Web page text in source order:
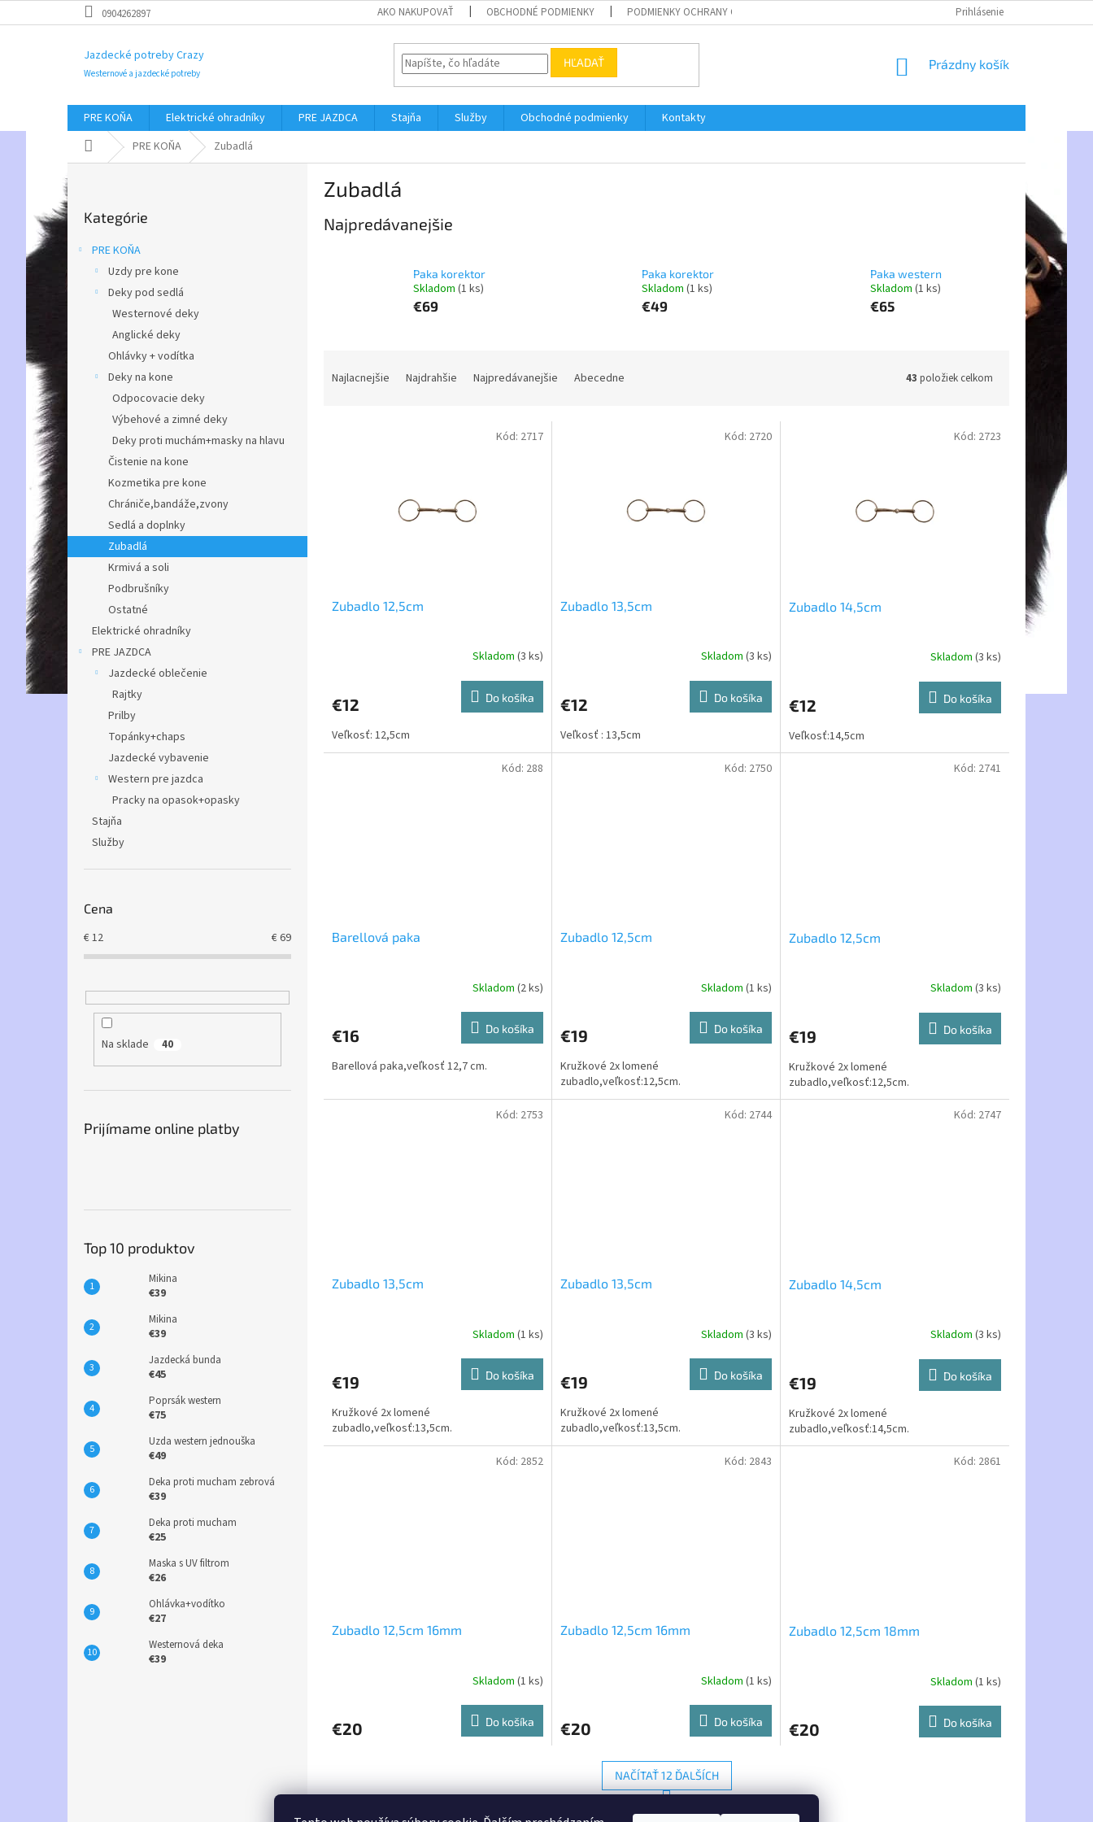
na
0904262897 AKO NAKUPOVAŤ OBCHODNÉ PODMIENKY PODMIENKY OCHRANY OSOBNÝCH ÚDAJOV Prihlásenie
Jazdecké potreby Crazy
Westernové a jazdecké potreby
HĽADAŤ
NÁKUPNÝ
Prázdny košík
PRE KOŇA Elektrické ohradníky PRE JAZDCA Stajňa Služby Obchodné podmienky
Kontakty
DomovPRE KOŇA Zubadlá
o
č
n
kategórie
Kategórie
PRE KOŇA
Uzdy pre kone
Deky pod sedlá
Westernové deky
Anglické deky
Ohlávky + vodítka
Deky na kone
Odpocovacie deky
Výbehové a zimné deky
Deky proti muchám+masky na hlavu
Čistenie na kone
Kozmetika pre kone
Chrániče,bandáže,zvony
Sedlá a doplnky
Zubadlá
Krmivá a soli
Podbrušníky
Ostatné
Elektrické ohradníky
PRE JAZDCA
Jazdecké oblečenie
Rajtky
Prilby
Topánky+chaps
Jazdecké vybavenie
Western pre jazdca
Pracky na opasok+opasky
Stajňa
Služby
Cena
€12 €69
Na sklade 40
Prijímame online platby
Top 10 produktov
Mikina
€39
Mikina
€39
Jazdecká bunda
€45
Poprsák western
€75
Uzda western jednouška
€49
Deka proti mucham zebrová
€39
Deka proti mucham
€25
Maska s UV filtrom
€26
Ohlávka+vodítko
€27
Westernová deka
€39
Zubadlá
Najpredávanejšie
Paka korektor
Skladom (1 ks)
€69
Paka korektor
Skladom (1 ks)
€49
Paka western
Skladom (1 ks)
€65
Najlacnejšie Najdrahšie Najpredávanejšie Abecedne 43 položiek celkom
Zubadlo 12,5cm
Skladom (3 ks)
€12 Do košíka
Veľkosť: 12,5cm
Kód: 2717
Zubadlo 13,5cm
Skladom (3 ks)
€12 Do košíka
Veľkosť : 13,5cm
Kód: 2720
Zubadlo 14,5cm
Skladom (3 ks)
€12 Do košíka
Veľkosť:14,5cm
Kód: 2723
Barellová paka
Skladom (2 ks)
€16 Do košíka
Barellová paka,veľkosť 12,7 cm.
Kód: 288
Zubadlo 12,5cm
Skladom (1 ks)
€19 Do košíka
Kružkové 2x lomené
zubadlo,veľkosť:12,5cm.
Kód: 2750
Zubadlo 12,5cm
Skladom (3 ks)
€19 Do košíka
Kružkové 2x lomené
zubadlo,veľkosť:12,5cm.
Kód: 2741
Zubadlo 13,5cm
Skladom (1 ks)
€19 Do košíka
Kružkové 2x lomené
zubadlo,veľkosť:13,5cm.
Kód: 2753
Zubadlo 13,5cm
Skladom (3 ks)
€19 Do košíka
Kružkové 2x lomené
zubadlo,veľkosť:13,5cm.
Kód: 2744
Zubadlo 14,5cm
Skladom (3 ks)
€19 Do košíka
Kružkové 2x lomené
zubadlo,veľkosť:14,5cm.
Kód: 2747
Zubadlo 12,5cm 16mm
Skladom (1 ks)
€20 Do košíka
Kód: 2852
Zubadlo 12,5cm 16mm
Skladom (1 ks)
€20 Do košíka
Kód: 2843
Zubadlo 12,5cm 18mm
Skladom (1 ks)
€20 Do košíka
Kód: 2861
O
NAČÍTAŤ 12 ĎALŠÍCH
S
t